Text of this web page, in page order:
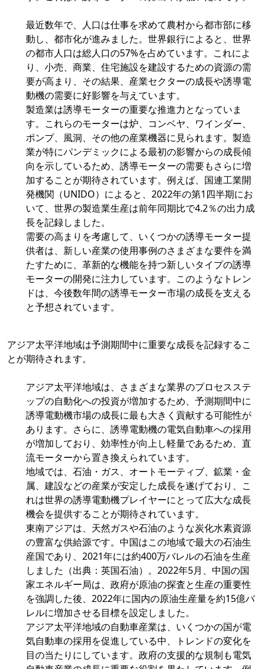
最近数年で、人口は仕事を求めて農村から都市部に移
動し、都市化が進みました。世界銀行によると、世界
の都市人口は総人口の57%を占めています。これによ
り、小売、商業、住宅施設を建設するための資源の需
要が高まり、その結果、産業セクターの成長や誘導電
動機の需要に好影響を与えています。
製造業は誘導モーターの重要な推進力となっていま
す。これらのモーターは炉、コンベヤ、ワインダー、
ポンプ、風洞、その他の産業機器に見られます。製造
業が特にパンデミックによる最初の影響からの成長傾
向を示しているため、誘導モーターの需要もさらに増
加することが期待されています。例えば、国連工業開
発機関（UNIDO）によると、2022年の第1四半期にお
いて、世界の製造業生産は前年同期比で4.2％の出力成
長を記録しました。
需要の高まりを考慮して、いくつかの誘導モーター提
供者は、新しい産業の使用事例のさまざまな要件を満
たすために、革新的な機能を持つ新しいタイプの誘導
モーターの開発に注力しています。このようなトレン
ドは、今後数年間の誘導モーター市場の成長を支える
と予想されています。
アジア太平洋地域は予測期間中に重要な成長を記録するこ
とが期待されます。
アジア太平洋地域は、さまざまな業界のプロセスステ
ップの自動化への投資が増加するため、予測期間中に
誘導電動機市場の成長に最も大きく貢献する可能性が
あります。さらに、誘導電動機の電気自動車への採用
が増加しており、効率性が向上し軽量であるため、直
流モーターから置き換えられています。
地域では、石油・ガス、オートモーティブ、鉱業・金
属、建設などの産業が安定した成長を遂げており、こ
れは世界の誘導電動機プレイヤーにとって広大な成長
機会を提供することが期待されています。
東南アジアは、天然ガスや石油のような炭化水素資源
の豊富な供給源です。中国はこの地域で最大の石油生
産国であり、2021年には約400万バレルの石油を生産
しました（出典：英国石油）。2022年5月、中国の国
家エネルギー局は、政府が原油の探査と生産の重要性
を強調した後、2022年に国内の原油生産量を約15億バ
レルに増加させる目標を設定しました。
アジア太平洋地域の自動車産業は、いくつかの国が電
気自動車の採用を促進している中、トレンドの変化を
目の当たりにしています。政府の支援的な規制も電気